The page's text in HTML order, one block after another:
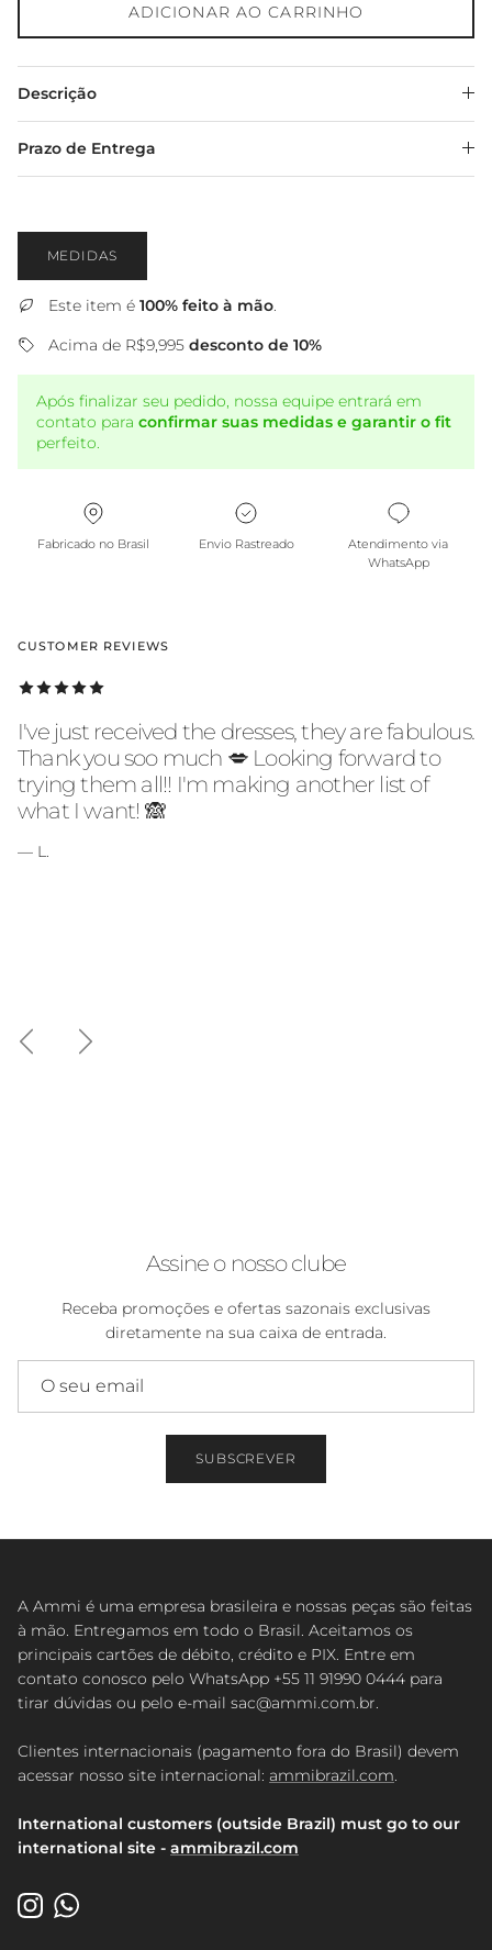
ADICIONAR AO CARRINHO
Descrição
Prazo de Entrega
MEDIDAS
Este item é 100% feito à mão.
Acima de R$9,995 desconto de 10%
Após finalizar seu pedido, nossa equipe entrará em
contato para confirmar suas medidas e garantir o fit
perfeito.
Fabricado no Brasil Envio Rastreado
Atendimento via
WhatsApp
CUSTOMER REVIEWS
I've just received the dresses, they are fabulous.
Thank you soo much 💋 Looking forward to
trying them all!! I'm making another list of
what I want! 🙈
— L.
AnteriorSeguinte
Assine o nosso clube
Receba promoções e ofertas sazonais exclusivas
diretamente na sua caixa de entrada.
SUBSCREVER
A Ammi é uma empresa brasileira e nossas peças são feitas
à mão. Entregamos em todo o Brasil. Aceitamos os
principais cartões de débito, crédito e PIX. Entre em
contato conosco pelo WhatsApp +55 11 91990 0444 para
tirar dúvidas ou pelo e-mail sac@ammi.com.br.
Clientes internacionais (pagamento fora do Brasil) devem
acessar nosso site internacional: ammibrazil.com.
International customers (outside Brazil) must go to our
international site - ammibrazil.com
InstagramWhatsApp